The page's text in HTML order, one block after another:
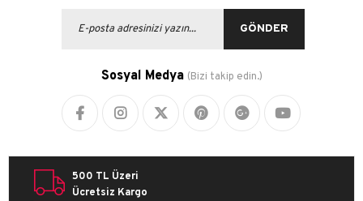
GÖNDER
Sosyal Medya (Bizi takip edin.)
500 TL Üzeri
Ücretsiz Kargo